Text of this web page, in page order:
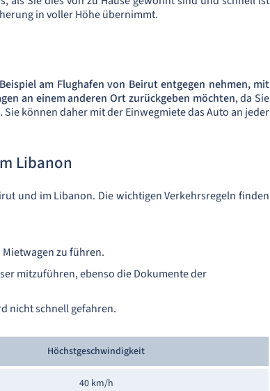
in voller Höhe übernimmt.
am Flughafen von Beirut entgegen nehmen, mit
an einem anderen Ort zurückgeben möchten, da Sie
können daher mit der Einwegmiete das Auto an jeder
Libanon
und im Libanon. Die wichtigen Verkehrsregeln finden
zu führen.
mitzuführen, ebenso die Dokumente der
nicht schnell gefahren.
Höchstgeschwindigkeit
40 km/h